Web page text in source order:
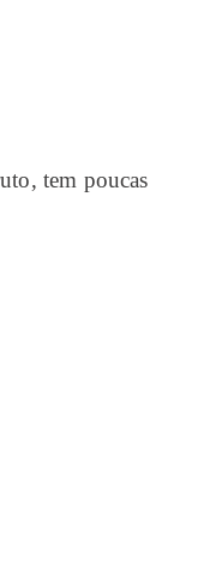
tem poucas